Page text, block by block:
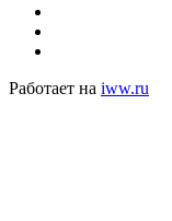
Работает на iww.ru